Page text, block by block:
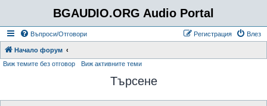
BGAUDIO.ORG Audio Portal
Въпроси/Отговори Влез
Регистрация
Начало форум
Виж темите без отговор
Виж активните теми
Търсене